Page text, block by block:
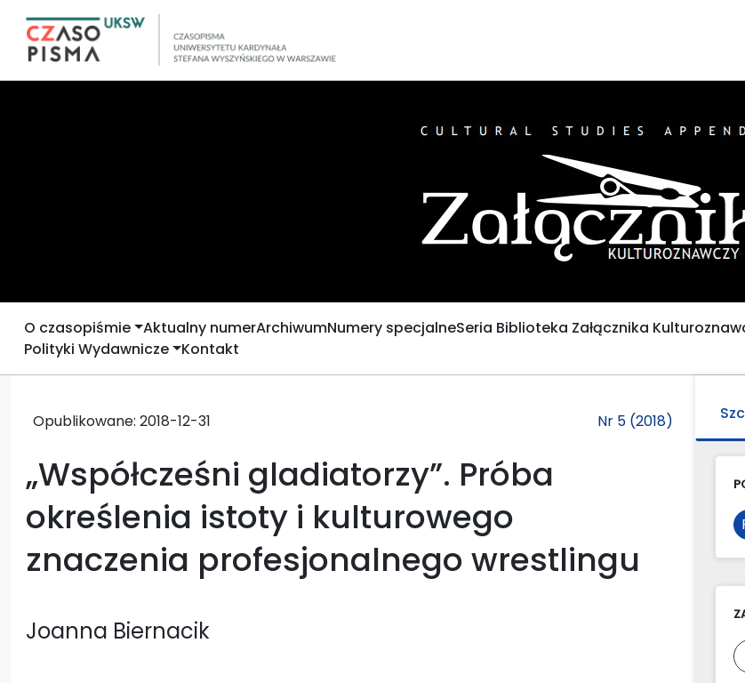
O czasopiśmie Aktualny numerArchiwumNumery specjalneSeria Biblioteka Załącznika
Polityki Wydawnicze Kontakt
Opublikowane: 2018-12-31 Nr 5 (2018)
„Współcześni gladiatorzy”. Próba
określenia istoty i kulturowego
znaczenia profesjonalnego wrestlingu
Joanna Biernacik